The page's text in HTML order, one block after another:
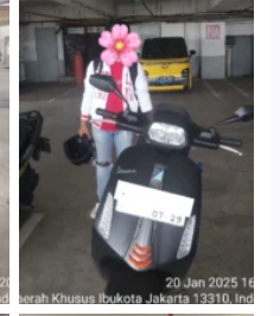
Cityplaza Jatinegara
Gedung Parkir P6A